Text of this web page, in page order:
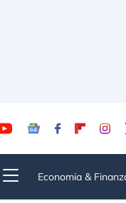
Economia &